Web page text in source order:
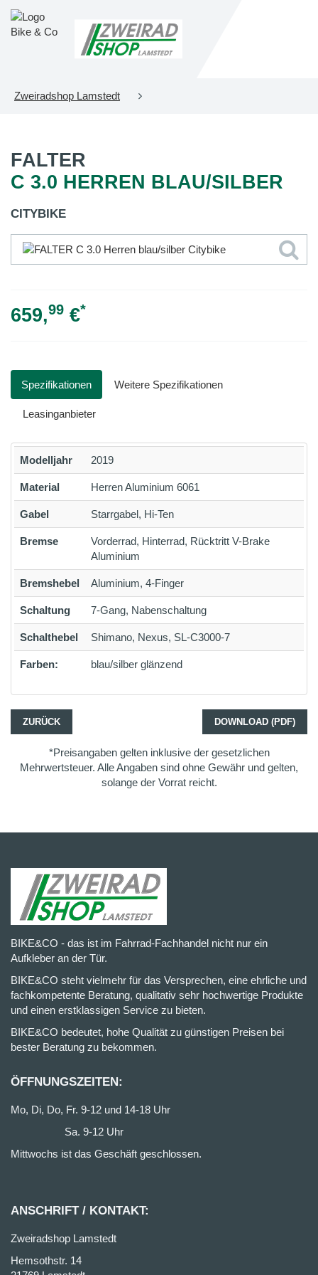
Zweiradshop Lamstedt
FALTER
C 3.0 HERREN BLAU/SILBER
CITYBIKE
659,99 €*
Spezifikationen Weitere Spezifikationen
Leasinganbieter
Modelljahr 2019
Material Herren Aluminium 6061
Gabel Starrgabel, Hi-Ten
Bremse
Vorderrad, Hinterrad, Rücktritt V-Brake
Aluminium
Bremshebel Aluminium, 4-Finger
Schaltung 7-Gang, Nabenschaltung
Schalthebel Shimano, Nexus, SL-C3000-7
Farben: blau/silber glänzend
ZURÜCK DOWNLOAD (PDF)
*Preisangaben gelten inklusive der gesetzlichen
Mehrwertsteuer. Alle Angaben sind ohne Gewähr und gelten,
solange der Vorrat reicht.
BIKE&CO - das ist im Fahrrad-Fachhandel nicht nur ein
Aufkleber an der Tür.
BIKE&CO steht vielmehr für das Versprechen, eine ehrliche und
fachkompetente Beratung, qualitativ sehr hochwertige Produkte
und einen erstklassigen Service zu bieten.
BIKE&CO bedeutet, hohe Qualität zu günstigen Preisen bei
bester Beratung zu bekommen.
ÖFFNUNGSZEITEN:
Mo, Di, Do, Fr. 9-12 und 14-18 Uhr
Sa. 9-12 Uhr
Mittwochs ist das Geschäft geschlossen.
ANSCHRIFT / KONTAKT:
Zweiradshop Lamstedt
Hemsothstr. 14